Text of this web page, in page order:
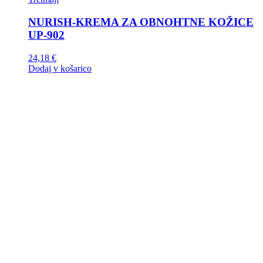
NURISH-KREMA ZA OBNOHTNE KOŽICE
UP-902
24,18 €
Dodaj v košarico